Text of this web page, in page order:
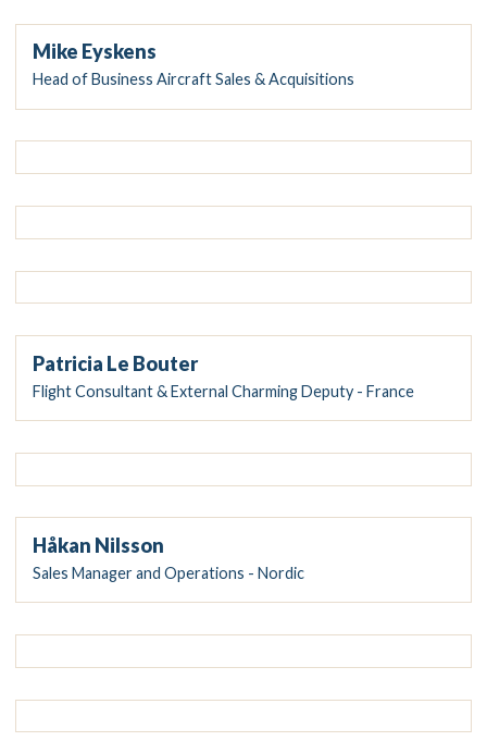
Mike Eyskens
Head of Business Aircraft Sales & Acquisitions
Patricia Le Bouter
Flight Consultant & External Charming Deputy - France
Håkan Nilsson
Sales Manager and Operations - Nordic